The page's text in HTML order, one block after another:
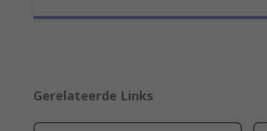
Gerelateerde Links